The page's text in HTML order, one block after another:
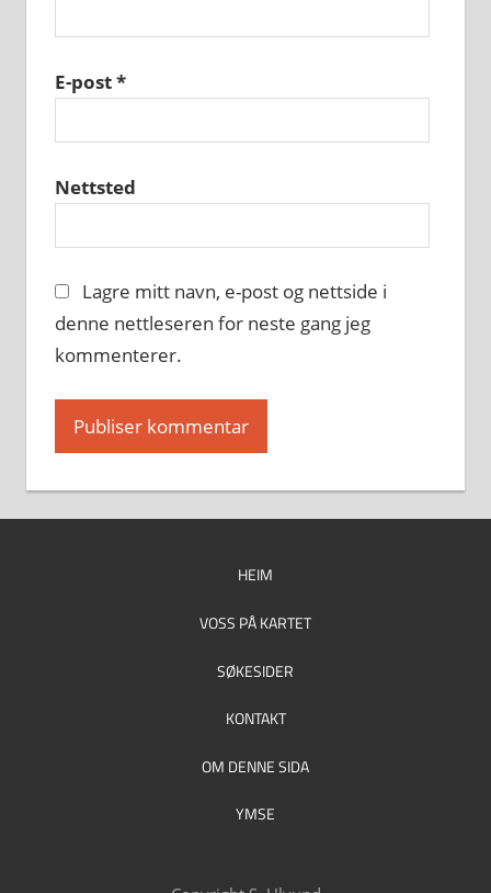
E-post*
Nettsted
Lagre mitt navn, e-post og nettside i
denne nettleseren for neste gang jeg
kommenterer.
HEIM
VOSS PÅ KARTET
SØKESIDER
KONTAKT
OM DENNE SIDA
YMSE